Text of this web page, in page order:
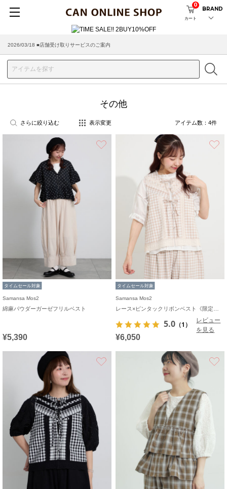
カート
0
BRAND
2026/03/18 ■店舗受け取りサービスのご案内
その他
さらに絞り込む 表示変更 アイテム数： 4件
タイムセール対象
Samansa Mos2
綿麻パウダーガーゼフリルベスト
¥5,390
タイムセール対象
Samansa Mos2
5.0 （1）
レビュー
を見る
¥6,050